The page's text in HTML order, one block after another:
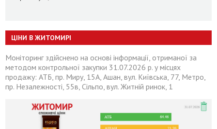
ЦІНИ В ЖИТОМИРІ
Моніторинг здійснено на основі інформації, отриманої за
методом контрольної закупки 31.07.2026 р. у місцях
продажу: АТБ, пр. Миру, 15А, Ашан, вул. Київська, 77, Метро,
пр. Незалежності, 55в, Сільпо, вул. Житній ринок, 1